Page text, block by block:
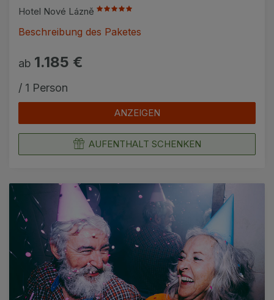
Hotel Nové Lázně
Beschreibung des Paketes
ab 1.185 €
/ 1 Person
ANZEIGEN
AUFENTHALT SCHENKEN